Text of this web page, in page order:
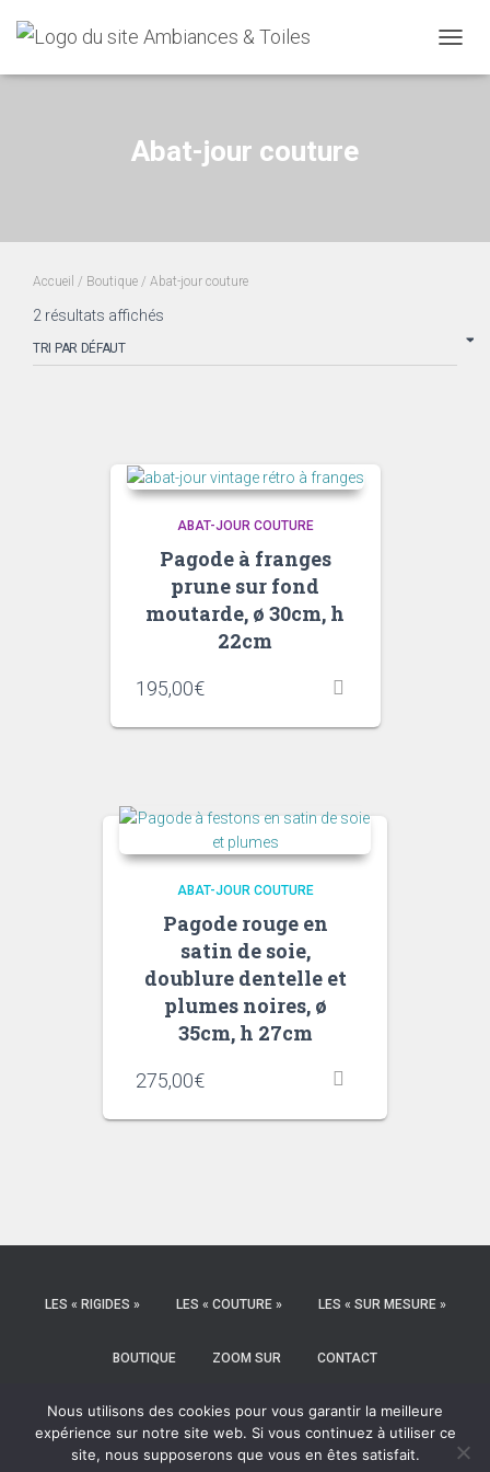
Abat-jour couture
Accueil / Boutique / Abat-jour couture
2 résultats affichés
ABAT-JOUR COUTURE
Pagode à franges
prune sur fond
moutarde, ø 30cm, h
22cm
195,00€
ABAT-JOUR COUTURE
Pagode rouge en
satin de soie,
doublure dentelle et
plumes noires, ø
35cm, h 27cm
275,00€
LES « RIGIDES » LES « COUTURE » LES « SUR MESURE »
BOUTIQUE ZOOM SUR CONTACT
MENTIONS LÉGALES POLITIQUE DE CONFIDENTIALITÉ CGV
INSTAGRAM PINTEREST
Nous utilisons des cookies pour vous garantir la meilleure
expérience sur notre site web. Si vous continuez à utiliser ce
site, nous supposerons que vous en êtes satisfait.